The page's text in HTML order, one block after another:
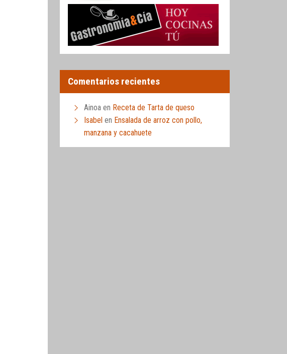
Comentarios recientes
Ainoa en Receta de Tarta de queso
Isabel en Ensalada de arroz con pollo,
manzana y cacahuete